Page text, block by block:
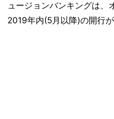
ュージョンバンキングは、
2019年内(5月以降)の開行が